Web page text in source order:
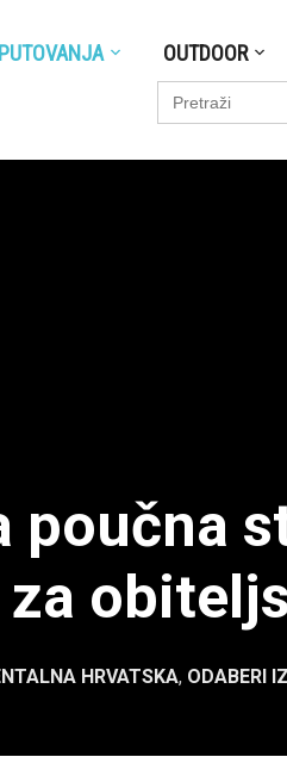
PUTOVANJA OUTDOOR
Search
for:
poučna
za
HRVATSKA, ODABERI